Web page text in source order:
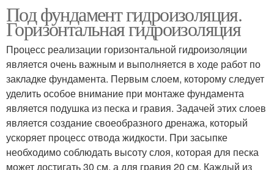
Под фундамент гидроизоляция.
Горизонтальная гидроизоляция
Процесс реализации горизонтальной гидроизоляции
является очень важным и выполняется в ходе работ по
закладке фундамента. Первым слоем, которому следует
уделить особое внимание при монтаже фундамента
является подушка из песка и гравия. Задачей этих слоев
является создание своеобразного дренажа, который
ускоряет процесс отвода жидкости. При засыпке
необходимо соблюдать высоту слоя, которая для песка
может достигать 30 см, а для гравия 20 см. Каждый из